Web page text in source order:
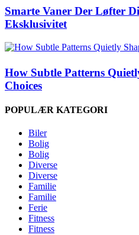
Smarte Vaner Der Løfter
Eksklusivitet
How Subtle Patterns
Choices
POPULÆR KATEGORI
Biler
Bolig
Bolig
Diverse
Diverse
Familie
Familie
Ferie
Fitness
Fitness